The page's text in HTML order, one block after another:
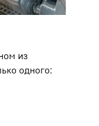
из
одного: